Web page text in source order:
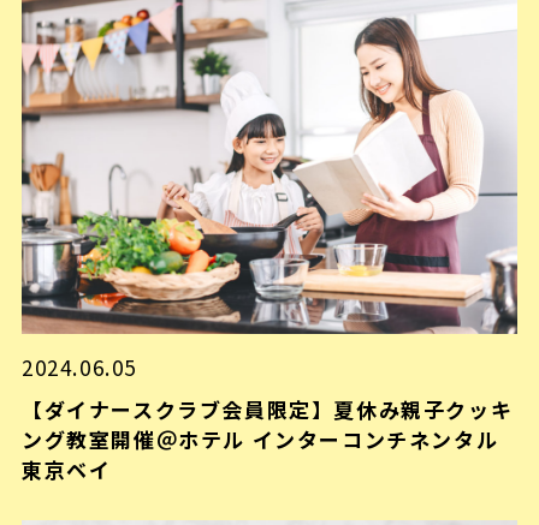
2024.06.05
【ダイナースクラブ会員限定】夏休み親子クッキ
ング教室開催＠ホテル インターコンチネンタル
東京ベイ